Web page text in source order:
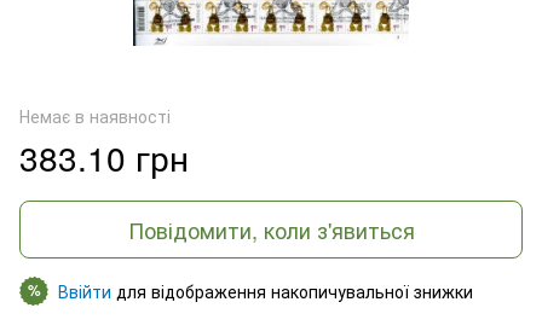
Немає в наявності
383.10 грн
Повідомити, коли з'явиться
% Ввійти для відображення накопичувальної знижки